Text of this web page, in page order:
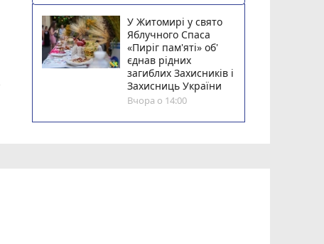
У Житомирі у свято
Яблучного Спаса
«Пиріг пам'яті» об'
єднав рідних
загиблих Захисників і
Захисниць України
Вчора о 14:00